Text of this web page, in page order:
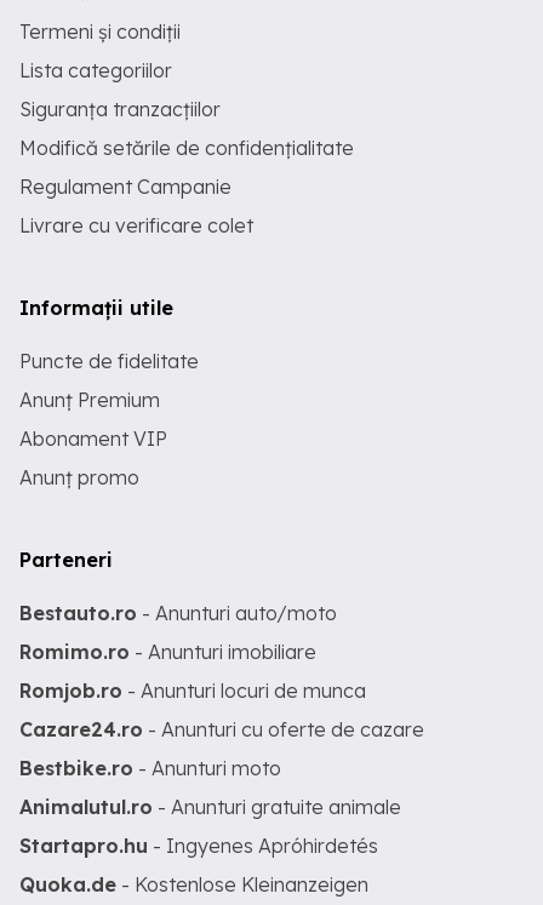
Termeni și condiții
Lista categoriilor
Siguranța tranzacțiilor
Modifică setările de confidențialitate
Regulament Campanie
Livrare cu verificare colet
Informații utile
Puncte de fidelitate
Anunț Premium
Abonament VIP
Anunț promo
Parteneri
Bestauto.ro - Anunturi auto/moto
Romimo.ro - Anunturi imobiliare
Romjob.ro - Anunturi locuri de munca
Cazare24.ro - Anunturi cu oferte de cazare
Bestbike.ro - Anunturi moto
Animalutul.ro - Anunturi gratuite animale
Startapro.hu - Ingyenes Apróhirdetés
Quoka.de - Kostenlose Kleinanzeigen